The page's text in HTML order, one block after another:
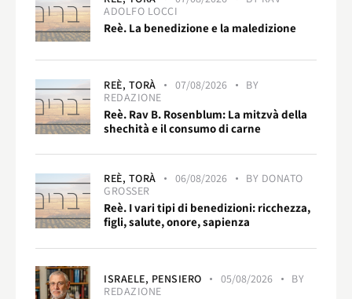
ADOLFO LOCCI
Reè. La benedizione e la maledizione
REÈ, TORÀ 07/08/2026
BY
REDAZIONE
Reè. Rav B. Rosenblum: La mitzvà della
shechità e il consumo di carne
REÈ, TORÀ 06/08/2026 BY DONATO
GROSSER
Reè. I vari tipi di benedizioni: ricchezza,
figli, salute, onore, sapienza
ISRAELE, PENSIERO 05/08/2026
BY
REDAZIONE